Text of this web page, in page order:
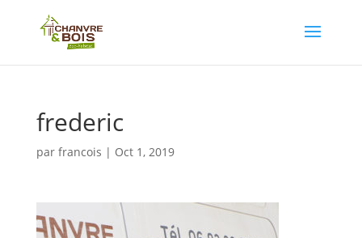
frederic
par francois | Oct 1, 2019